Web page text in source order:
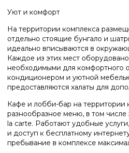
Уют и комфорт
На территории комплекса
отдельно стоящие бунгало и
идеально вписываются в
Каждое из этих мест
необходимыми для комфортного
кондиционером и уютной
предоставляются халаты для
Кафе и лобби-бар на территории
разнообразное меню, в том числе
la carte. Работают удобные
и доступ к бесплатному
пребывание в комплексе